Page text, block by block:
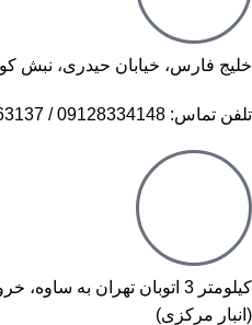
خلیج فارس، خیابان حیدری، نبش
تلفن تماس: 09128334148 / 66263137-021
کیلومتر 3 اتوبان تهران به
(انبار مرکزی)